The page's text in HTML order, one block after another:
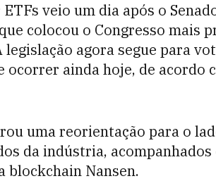
veio um dia após o
colocou o Congresso mais
agora segue para
ocorrer ainda hoje, de acordo
uma reorientação para o
da indústria,
blockchain Nansen.